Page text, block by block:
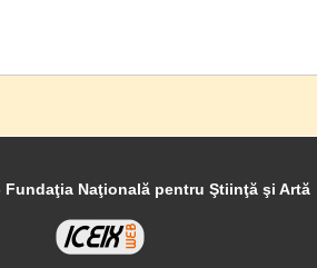
Fundaţia Naţională pentru Ştiinţă şi Artă